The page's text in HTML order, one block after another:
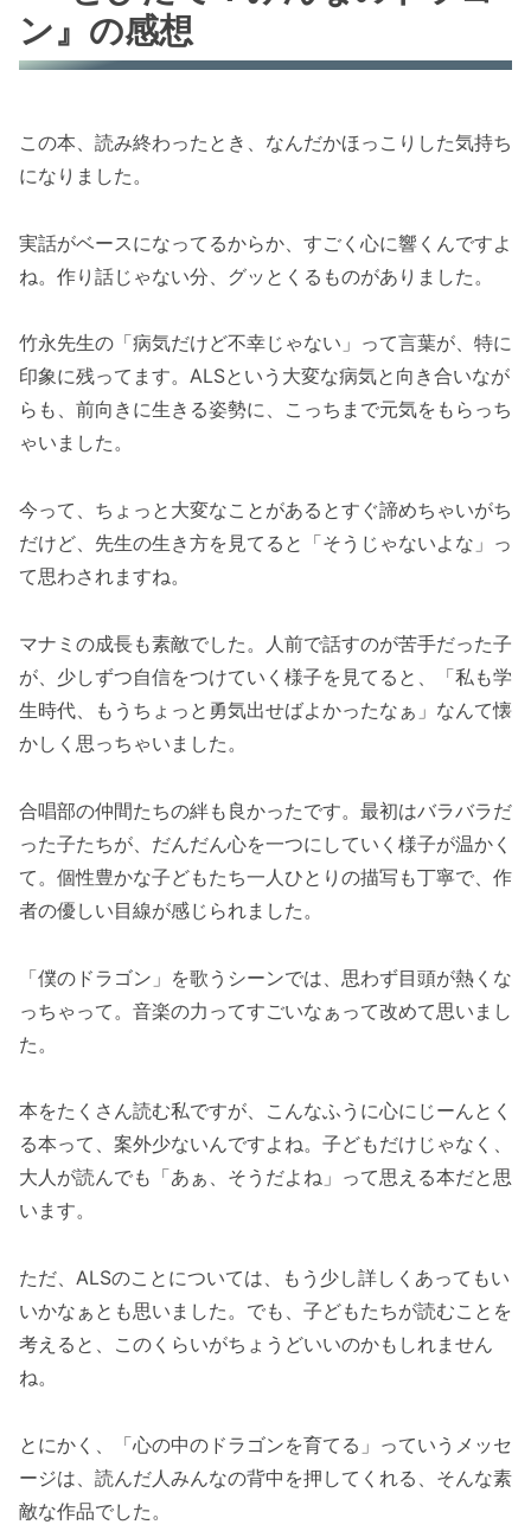
ン』の感想
この本、読み終わったとき、なんだかほっこりした気持ち
になりました。
実話がベースになってるからか、すごく心に響くんですよ
ね。作り話じゃない分、グッとくるものがありました。
竹永先生の「病気だけど不幸じゃない」って言葉が、特に
印象に残ってます。ALSという大変な病気と向き合いなが
らも、前向きに生きる姿勢に、こっちまで元気をもらっち
ゃいました。
今って、ちょっと大変なことがあるとすぐ諦めちゃいがち
だけど、先生の生き方を見てると「そうじゃないよな」っ
て思わされますね。
マナミの成長も素敵でした。人前で話すのが苦手だった子
が、少しずつ自信をつけていく様子を見てると、「私も学
生時代、もうちょっと勇気出せばよかったなぁ」なんて懐
かしく思っちゃいました。
合唱部の仲間たちの絆も良かったです。最初はバラバラだ
った子たちが、だんだん心を一つにしていく様子が温かく
て。個性豊かな子どもたち一人ひとりの描写も丁寧で、作
者の優しい目線が感じられました。
「僕のドラゴン」を歌うシーンでは、思わず目頭が熱くな
っちゃって。音楽の力ってすごいなぁって改めて思いまし
た。
本をたくさん読む私ですが、こんなふうに心にじーんとく
る本って、案外少ないんですよね。子どもだけじゃなく、
大人が読んでも「あぁ、そうだよね」って思える本だと思
います。
ただ、ALSのことについては、もう少し詳しくあってもい
いかなぁとも思いました。でも、子どもたちが読むことを
考えると、このくらいがちょうどいいのかもしれません
ね。
とにかく、「心の中のドラゴンを育てる」っていうメッセ
ージは、読んだ人みんなの背中を押してくれる、そんな素
敵な作品でした。